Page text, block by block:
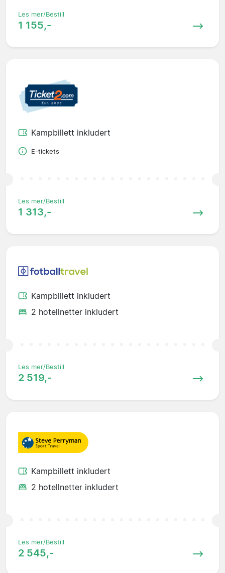
Les mer/Bestill
1 155,-
Kampbillett inkludert
E-tickets
Les mer/Bestill
1 313,-
Kampbillett inkludert
2 hotellnetter inkludert
Les mer/Bestill
2 519,-
Kampbillett inkludert
2 hotellnetter inkludert
Les mer/Bestill
2 545,-